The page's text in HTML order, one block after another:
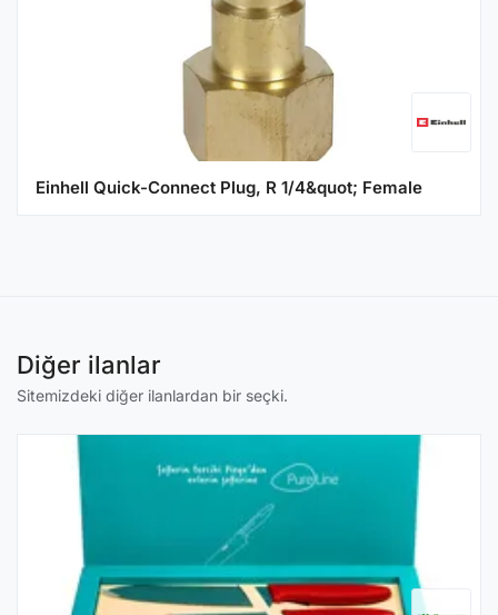
Einhell Quick-Connect Plug, R 1/4&quot; Female
Diğer ilanlar
Sitemizdeki diğer ilanlardan bir seçki.